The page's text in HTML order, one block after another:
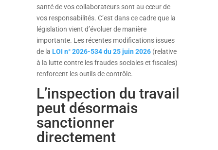
santé de vos collaborateurs sont au cœur de
vos responsabilités. C’est dans ce cadre que la
législation vient d’évoluer de manière
importante. L es récentes modifications issues
de la LOI n° 2026-534 du 25 juin 2026(relative
à la lutte contre les fraudes sociales et fiscales)
renforcent les outils de contrôle.
L’inspection du travail
peut désormais
sanctionner
directement